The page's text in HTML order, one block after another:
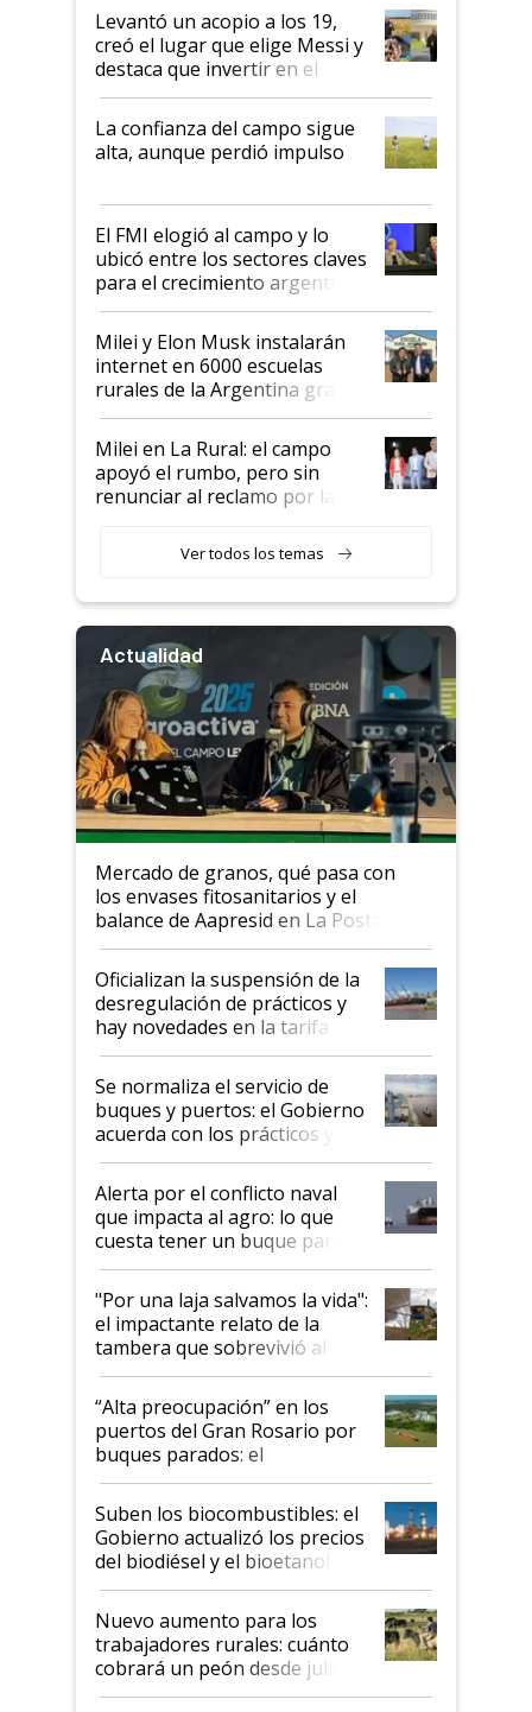
Levantó un acopio a los 19,
creó el lugar que elige Messi y
destaca que invertir en el
kirchnerismo era como "darle
plata a un hijo para droga":
Juan Félix Rossetti, el libertario
que de una dura crisis salió
de Milei
La confianza del campo sigue
alta, aunque perdió impulso
El FMI elogió al campo y lo
ubicó entre los sectores claves
para el crecimiento argentino
Milei y Elon Musk instalarán
internet en 6000 escuelas
rurales de la Argentina gracias
a un acuerdo con Starlink
Milei en La Rural: el campo
apoyó el rumbo, pero sin
renunciar al reclamo por las
Ver todos los temas
Actualidad
Mercado de granos, qué pasa con
los envases fitosanitarios y el
balance de Aapresid en La Posta
Oficializan la suspensión de la
desregulación de prácticos y
hay novedades en la tarifa de
la hidrovía
Se normaliza el servicio de
buques y puertos: el Gobierno
acuerda con los prácticos y
suspende el decreto de
desregulación
Alerta por el conflicto naval
que impacta al agro: lo que
cuesta tener un buque parado
y el peligro de que Argentina
pase a ser "país sucio"
"Por una laja salvamos la vida":
el impactante relato de la
tambera que sobrevivió al
tornado
“Alta preocupación” en los
puertos del Gran Rosario por
buques parados: el
funcionamiento de las
exportadoras en tensión tras
la medida de fuerza de los
prácticos
Suben los biocombustibles: el
Gobierno actualizó los precios
del biodiésel y el bioetanol
Nuevo aumento para los
trabajadores rurales: cuánto
cobrará un peón desde julio